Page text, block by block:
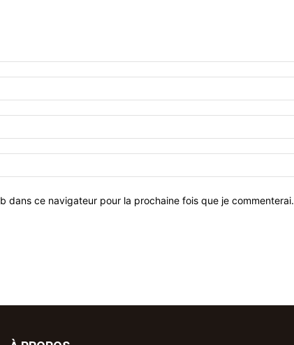
dans ce navigateur pour la prochaine fois que je commenterai.